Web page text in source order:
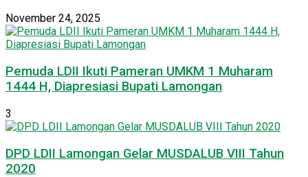
November 24, 2025
Pemuda LDII Ikuti Pameran UMKM 1 Muharam
1444 H, Diapresiasi Bupati Lamongan
3
DPD LDII Lamongan Gelar MUSDALUB VIII Tahun
2020